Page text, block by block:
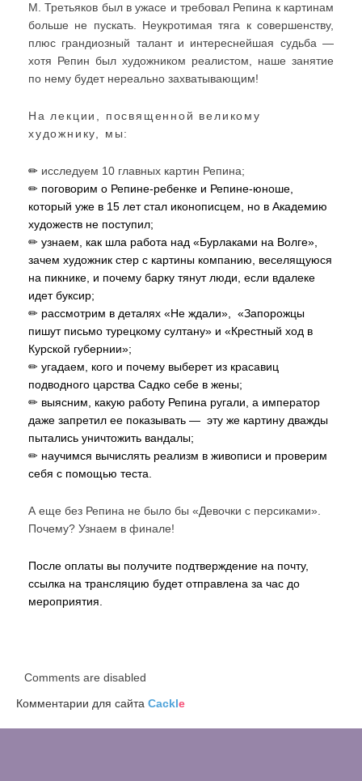
М. Третьяков был в ужасе и требовал Репина к картинам
больше не пускать. Неукротимая тяга к совершенству,
плюс грандиозный талант и интереснейшая судьба —
хотя Репин был художником реалистом, наше занятие
по нему будет нереально захватывающим!
На лекции, посвященной великому
художнику, мы:
✏ исследуем 10 главных картин Репина;
✏ поговорим о Репине-ребенке и Репине-юноше,
который уже в 15 лет стал иконописцем, но в Академию
художеств не поступил;
✏ узнаем, как шла работа над «Бурлаками на Волге»,
зачем художник стер с картины компанию, веселящуюся
на пикнике, и почему барку тянут люди, если вдалеке
идет буксир;
✏ рассмотрим в деталях «Не ждали», «Запорожцы
пишут письмо турецкому султану» и «Крестный ход в
Курской губернии»;
✏ угадаем, кого и почему выберет из красавиц
подводного царства Садко себе в жены;
✏ выясним, какую работу Репина ругали, а император
даже запретил ее показывать — эту же картину дважды
пытались уничтожить вандалы;
✏ научимся вычислять реализм в живописи и проверим
себя с помощью теста.
А еще без Репина не было бы «Девочки с персиками».
Почему? Узнаем в финале!
После оплаты вы получите подтверждение на почту,
ссылка на трансляцию будет отправлена за час до
мероприятия.
Comments are disabled
Комментарии для сайта Cackle